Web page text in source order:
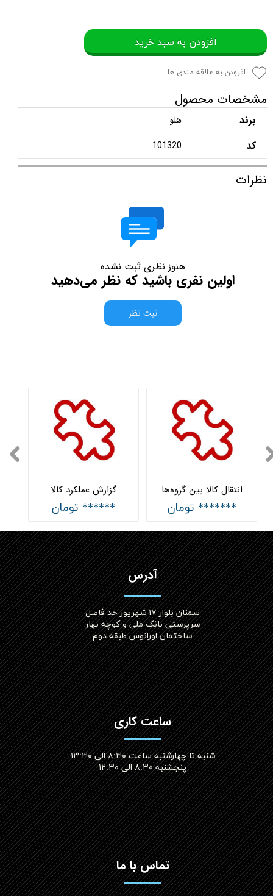
افزودن به سبد خرید
افزودن به علاقه مندی ها
مشخصات محصول
برند هلو
کد 101320
نظرات
هنوز نظری ثبت نشده
اولین نفری باشید که نظر می‌دهید
ثبت نظر
گزارش عملکرد کالا
****** تومان
انتقال کالا بین گروه‌ها
******* تومان
آدرس
سمنان بلوار ۱۷ شهریور حد فاصل
سرپرستی بانک ملی و کوچه بهار
ساختمان اورانوس طبقه دوم
ساعت کاری
شنبه تا چهارشنبه ساعت ۸:۳۰ الی ۱۳:۳۰
پنجشنبه ۸:۳۰ الی ۱۲:۳۰​​​​​​​
تماس با ما